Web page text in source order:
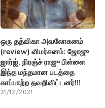
ஒரு தத்விகா அவலோகனம்
(review) விமர்சனம்: ஜோஜு
ஜார்ஜ், நிரஞ்ச் ராஜு பிள்ளை
இந்த மந்தமான படத்தை
காப்பாற்ற தவறிவிட்டனர்!!!
31/12/2021